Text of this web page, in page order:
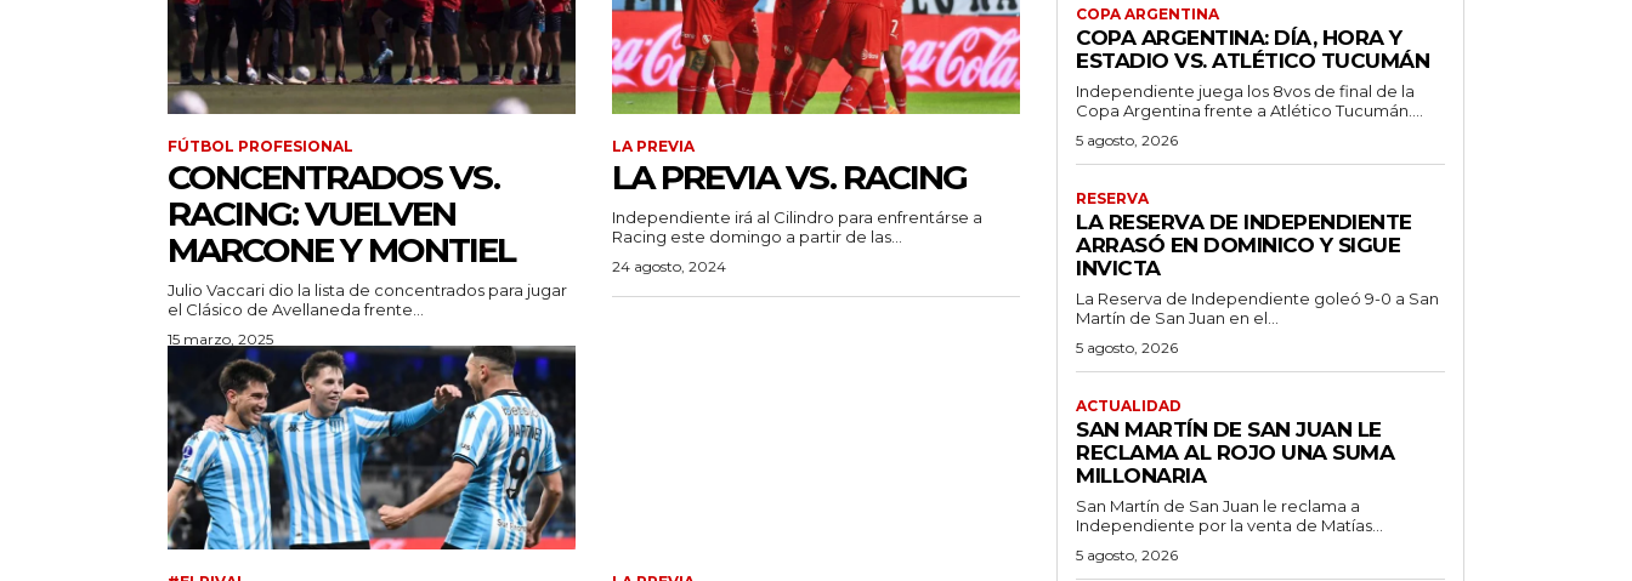
FÚTBOL PROFESIONAL
CONCENTRADOS VS.
RACING: VUELVEN
MARCONE Y MONTIEL
Julio Vaccari dio la lista de concentrados para jugar
el Clásico de Avellaneda frente...
15 marzo, 2025
LA PREVIA
LA PREVIA VS. RACING
Independiente irá al Cilindro para enfrentárse a
Racing este domingo a partir de las...
24 agosto, 2024
COPA ARGENTINA
COPA ARGENTINA: DÍA, HORA Y
ESTADIO VS. ATLÉTICO TUCUMÁN
Independiente juega los 8vos de final de la
Copa Argentina frente a Atlético Tucumán....
5 agosto, 2026
RESERVA
LA RESERVA DE INDEPENDIENTE
ARRASÓ EN DOMINICO Y SIGUE
INVICTA
La Reserva de Independiente goleó 9-0 a San
Martín de San Juan en el...
5 agosto, 2026
ACTUALIDAD
SAN MARTÍN DE SAN JUAN LE
RECLAMA AL ROJO UNA SUMA
MILLONARIA
San Martín de San Juan le reclama a
Independiente por la venta de Matías...
5 agosto, 2026